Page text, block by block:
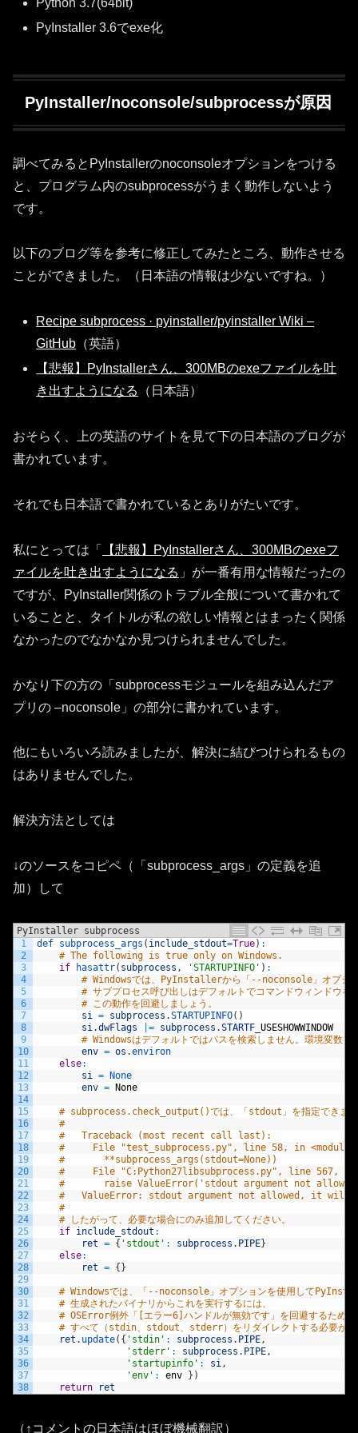
Python 3.7(64bit)
PyInstaller 3.6でexe化
PyInstaller/noconsole/subprocessが原因
調べてみるとPyInstallerのnoconsoleオプションをつける
と、プログラム内のsubprocessがうまく動作しないよう
です。
以下のブログ等を参考に修正してみたところ、動作させる
ことができました。（日本語の情報は少ないですね。）
Recipe subprocess · pyinstaller/pyinstaller Wiki –
GitHub （英語）
【悲報】PyInstallerさん、300MBのexeファイルを吐
き出すようになる
（日本語）
おそらく、上の英語のサイトを見て下の日本語のブログが
書かれています。
それでも日本語で書かれているとありがたいです。
私にとっては「
【悲報】PyInstallerさん、300MBのexeフ
ァイルを吐き出すようになる 」が一番有用な情報だったの
ですが、PyInstaller関係のトラブル全般について書かれて
いることと、タイトルが私の欲しい情報とはまったく関係
なかったのでなかなか見つけられませんでした。
かなり下の方の「subprocessモジュールを組み込んだア
プリの –noconsole」の部分に書かれています。
他にもいろいろ読みましたが、解決に結びつけられるもの
はありませんでした。
解決方法としては
↓のソースをコピペ（「subprocess_args」の定義を追
加）して
PyInstaller subprocess
1
2
3
4
5
6
7
8
9
10
11
12
13
14
15
16
17
18
19
20
21
22
23
24
25
26
27
28
29
30
31
32
33
34
35
36
37
38
def subprocess_args ( include_stdout=True) :
# The following is true only on Windows.
if
hasattr( subprocess , 'STARTUPINFO' ) :
# Windowsでは、PyInstallerから「--noconsole」オプショ
# サブプロセス呼び出しはデフォルトでコマンドウィンドウを
# この動作を回避しましょう。
si = subprocess .STARTUPINFO( )
si.dwFlags |= subprocess .STARTF USESHOWWINDOW
# Windowsはデフォルトではパスを検索しません。環境変数を
env = os .environ
else:
si = None
env = None
# subprocess.check_output()では、「stdout」を指定できま
#
#   Traceback (most recent call last):
#     File "test_subprocess.py", line 58, in <module>
#       **subprocess_args(stdout=None))
#     File "C:Python27libsubprocess.py", line 567, in
#       raise ValueError('stdout argument not
#   ValueError: stdout argument not allowed, it will
#
# したがって、必要な場合にのみ追加してください。
if include_stdout :
ret = { 'stdout' : subprocess . PIPE}
else:
ret = {}
# Windowsでは、「--noconsole」オプションを使用して
# 生成されたバイナリからこれを実行するには、
# OSError例外「[エラー6]ハンドルが無効です」を回避するために
# すべて（stdin、stdout、stderr）をリダイレクトする必要があ
ret . update( { 'stdin' : subprocess . PIPE,
'stderr' : subprocess . PIPE,
'startupinfo' : si,
'env' : env } )
return
ret
（↑コメントの日本語はほぼ機械翻訳）